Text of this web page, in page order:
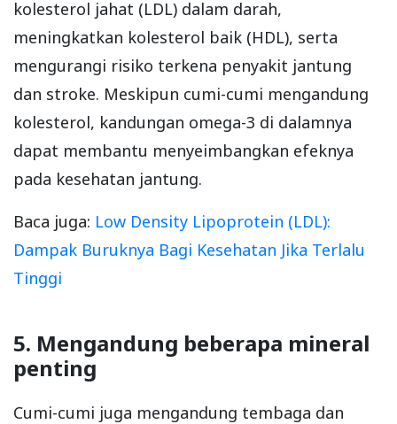
kolesterol jahat (LDL) dalam darah,
meningkatkan kolesterol baik (HDL), serta
mengurangi risiko terkena penyakit jantung
dan stroke. Meskipun cumi-cumi mengandung
kolesterol, kandungan omega-3 di dalamnya
dapat membantu menyeimbangkan efeknya
pada kesehatan jantung.
Baca juga: Low Density Lipoprotein (LDL):
Dampak Buruknya Bagi Kesehatan Jika Terlalu
Tinggi
5. Mengandung beberapa mineral
penting
Cumi-cumi juga mengandung tembaga dan